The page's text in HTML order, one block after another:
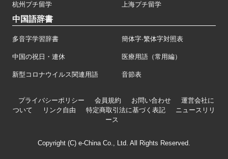
杭州プチ留学 上海プチ留学
中国語辞書
多音字学習辞書 簡体字·繁体字対照表
中国の祝日・連休 医療用語（常用編）
新型コロナウイルス関連用語 音節表
プライバシーポリシー 会員規約 お問い合わせ
運営会社に
ついて
リンク自由 特定商取引法に基づく表記
ニュースリリ
ース
Copyright (C) e-China Co., Ltd. All Rights Reserved.